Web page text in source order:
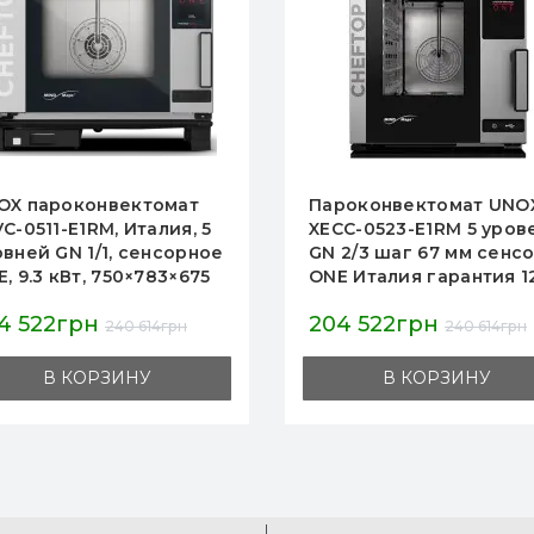
UNOX
0523-E1RM 5 уровень
2/3 шаг 67 мм сенсор
Италия гарантия 12
мм
522грн 240 614грн
В КОРЗИНУ
Пароконвектомат
AP20QT, 20 уровней
сенсор 5 дюйм,
инжекторное
30–260°C, 1051×1248×1881
543 653грн 639 592грн
В КОРЗИНУ